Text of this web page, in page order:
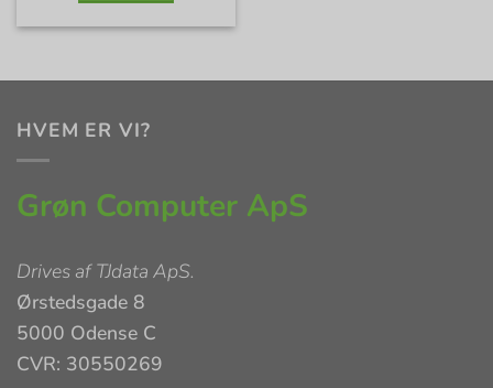
HVEM ER VI?
Grøn Computer ApS
Drives afTJdata ApS.
Ørstedsgade 8
5000 Odense C
CVR: 30550269